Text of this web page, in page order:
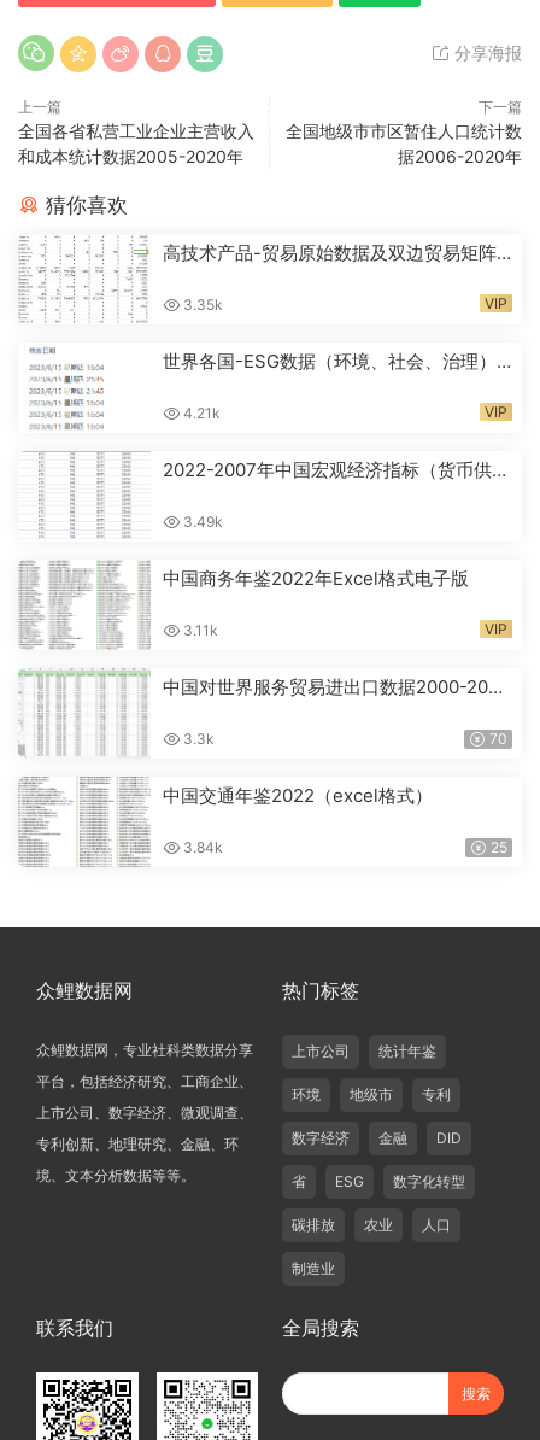
分享海报
上一篇
全国各省私营工业企业主营收入
和成本统计数据2005-2020年
下一篇
全国地级市市区暂住人口统计数
据2006-2020年
猜你喜欢
高技术产品-贸易原始数据及双边贸易矩阵
3.35k VIP
世界各国-ESG数据（环境、社会、治理）
4.21k VIP
2022-2007年中国宏观经济指标（货币供应
3.49k
中国商务年鉴2022年Excel格式电子版
3.11k VIP
中国对世界服务贸易进出口数据2000-2021
3.3k 70
中国交通年鉴2022（excel格式）
3.84k 25
众鲤数据网
众鲤数据网，专业社科类数据分享
平台，包括经济研究、工商企业、
上市公司、数字经济、微观调查、
专利创新、地理研究、金融、环
境、文本分析数据等等。
热门标签
上市公司 统计年鉴
环境 地级市 专利
数字经济 金融 DID
省 ESG 数字化转型
碳排放 农业 人口
制造业
联系我们 全局搜索